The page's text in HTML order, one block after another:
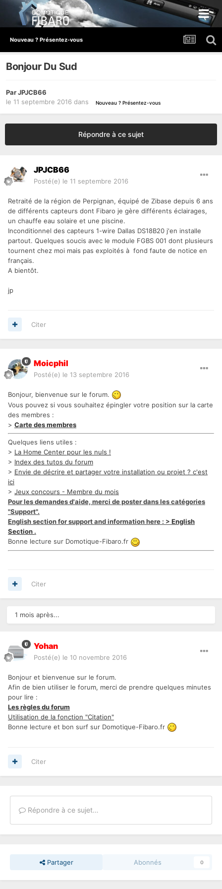
Nouveau ? Présentez-vous
Bonjour Du Sud
ParJPJCB66
le 11 septembre 2016 dans Nouveau ? Présentez-vous
Répondre à ce sujet
JPJCB66
Posté(e) le 11 septembre 2016
Retraité de la région de Perpignan, équipé de Zibase depuis 6 ans
de différents capteurs dont Fibaro je gère différents éclairages,
un chauffe eau solaire et une piscine.
Inconditionnel des capteurs 1-wire Dallas DS18B20 j'en installe
partout. Quelques soucis avec le module FGBS 001 dont plusieurs
tournent chez moi mais pas exploités à fond faute de notice en
français.
A bientôt.
jp
Citer
Moicphil
Posté(e) le 13 septembre 2016
Bonjour, bienvenue sur le forum.
Vous pouvez si vous souhaitez épingler votre position sur la carte
des membres :
> Carte des membres
Quelques liens utiles :
> La Home Center pour les nuls !
> Index des tutos du forum
> Envie de décrire et partager votre installation ou projet ? c'est
ici
> Jeux concours - Membre du mois
Pour les demandes d'aide, merci de poster dans les catégories
"Support".
English section for support and information here : > English
Section .
Bonne lecture sur Domotique-Fibaro.fr
Citer
1 mois après...
Yohan
Posté(e) le 10 novembre 2016
Bonjour et bienvenue sur le forum.
Afin de bien utiliser le forum, merci de prendre quelques minutes
pour lire :
Les règles du forum
Utilisation de la fonction "Citation"
Bonne lecture et bon surf sur Domotique-Fibaro.fr
Citer
Répondre à ce sujet…
Partager Abonnés 0